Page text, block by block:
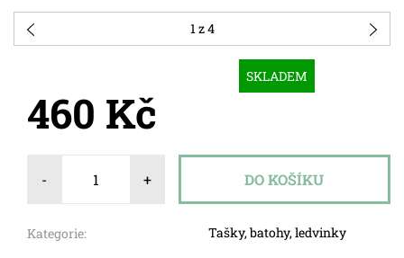
1z 4
SKLADEM
460 Kč
- +
Kategorie: Tašky, batohy, ledvinky